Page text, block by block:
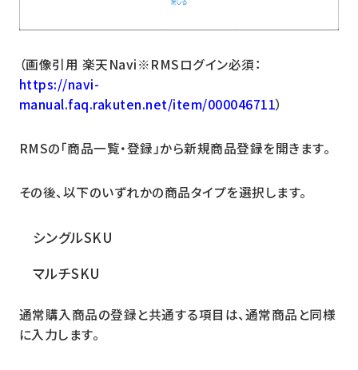
（画像引用 楽天Navi※RMSログイン必須：
https://navi-
manual.faq.rakuten.net/item/000046711）
RMSの「商品一覧・登録」から新規商品登録を開きます。
その後、以下のいずれかの商品タイプを選択します。
シングルSKU
マルチSKU
通常購入商品の登録と共通する項目は、通常商品と同様
に入力します。